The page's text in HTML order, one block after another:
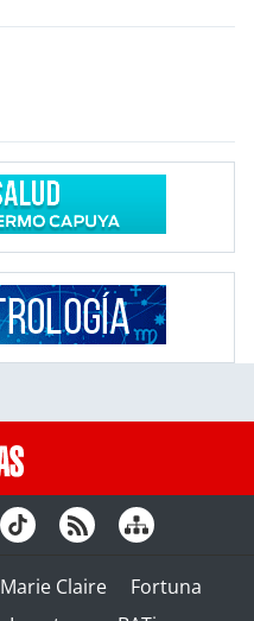
Marie Claire
Fortuna